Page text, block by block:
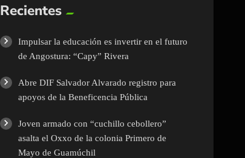
Recientes
Impulsar la educación es invertir en el futuro
de Angostura: “Capy” Rivera
Abre DIF Salvador Alvarado registro para
apoyos de la Beneficencia Pública
Joven armado con “cuchillo cebollero”
asalta el Oxxo de la colonia Primero de
Mayo de Guamúchil